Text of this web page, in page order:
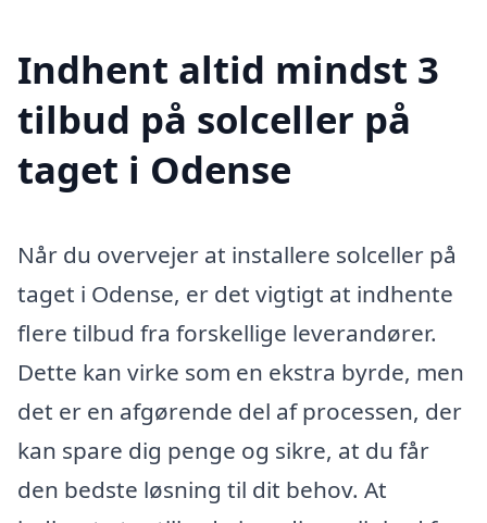
Indhent altid mindst 3
tilbud på solceller på
taget i Odense
Når du overvejer at installere solceller på
taget i Odense, er det vigtigt at indhente
flere tilbud fra forskellige leverandører.
Dette kan virke som en ekstra byrde, men
det er en afgørende del af processen, der
kan spare dig penge og sikre, at du får
den bedste løsning til dit behov. At